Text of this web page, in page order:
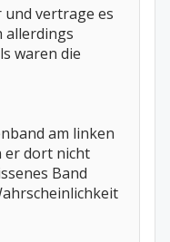
und vertrage es
allerdings
waren die
am linken
er dort nicht
Band